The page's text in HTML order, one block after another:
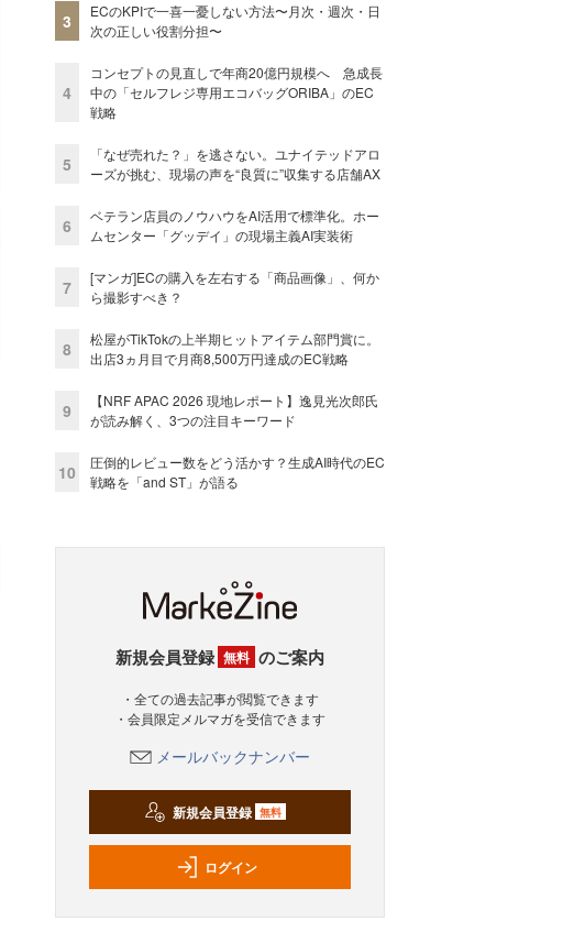
3
ECのKPIで一喜一憂しない方法〜月次・週次・日
次の正しい役割分担〜
4
コンセプトの見直しで年商20億円規模へ 急成長
中の「セルフレジ専用エコバッグORIBA」のEC
戦略
5
「なぜ売れた？」を逃さない。ユナイテッドアロ
ーズが挑む、現場の声を“良質に”収集する店舗AX
6
ベテラン店員のノウハウをAI活用で標準化。ホー
ムセンター「グッデイ」の現場主義AI実装術
7
[マンガ]ECの購入を左右する「商品画像」、何か
ら撮影すべき？
8
松屋がTikTokの上半期ヒットアイテム部門賞に。
出店3ヵ月目で月商8,500万円達成のEC戦略
9
【NRF APAC 2026 現地レポート】逸見光次郎氏
が読み解く、3つの注目キーワード
10
圧倒的レビュー数をどう活かす？生成AI時代のEC
戦略を「and ST」が語る
新規会員登録 無料 のご案内
・全ての過去記事が閲覧できます
・会員限定メルマガを受信できます
メールバックナンバー
新規会員登録 無料
ログイン